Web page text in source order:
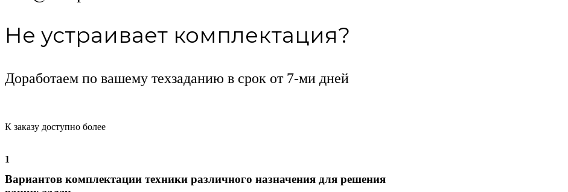
Не устраивает комплектация?
Доработаем по вашему техзаданию в срок от 7-ми дней
К заказу доступно более
1
Вариантов комплектации техники различного назначения для решения